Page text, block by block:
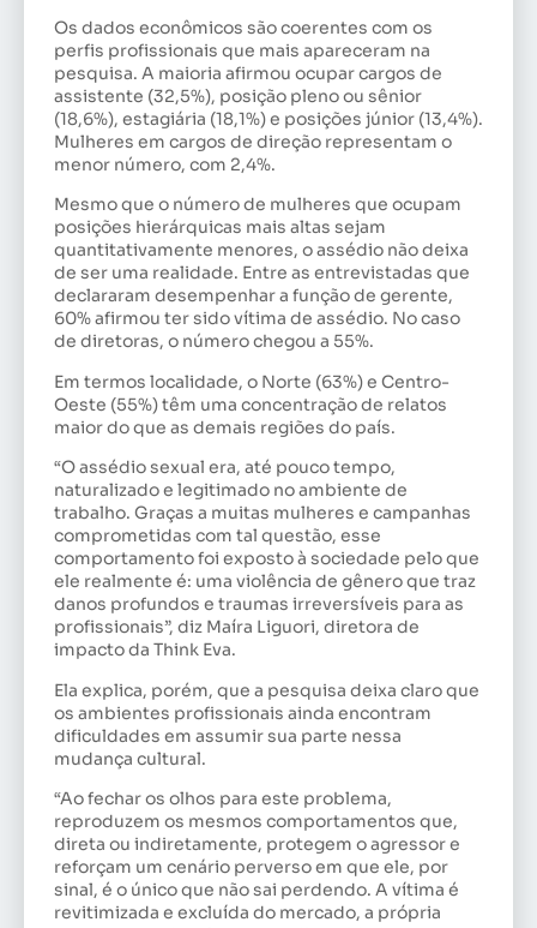
Os dados econômicos são coerentes com os
perfis profissionais que mais apareceram na
pesquisa. A maioria afirmou ocupar cargos de
assistente (32,5%), posição pleno ou sênior
(18,6%), estagiária (18,1%) e posições júnior (13,4%).
Mulheres em cargos de direção representam o
menor número, com 2,4%.
Mesmo que o número de mulheres que ocupam
posições hierárquicas mais altas sejam
quantitativamente menores, o assédio não deixa
de ser uma realidade. Entre as entrevistadas que
declararam desempenhar a função de gerente,
60% afirmou ter sido vítima de assédio. No caso
de diretoras, o número chegou a 55%.
Em termos localidade, o Norte (63%) e Centro-
Oeste (55%) têm uma concentração de relatos
maior do que as demais regiões do país.
“O assédio sexual era, até pouco tempo,
naturalizado e legitimado no ambiente de
trabalho. Graças a muitas mulheres e campanhas
comprometidas com tal questão, esse
comportamento foi exposto à sociedade pelo que
ele realmente é: uma violência de gênero que traz
danos profundos e traumas irreversíveis para as
profissionais”, diz Maíra Liguori, diretora de
impacto da Think Eva.
Ela explica, porém, que a pesquisa deixa claro que
os ambientes profissionais ainda encontram
dificuldades em assumir sua parte nessa
mudança cultural.
“Ao fechar os olhos para este problema,
reproduzem os mesmos comportamentos que,
direta ou indiretamente, protegem o agressor e
reforçam um cenário perverso em que ele, por
sinal, é o único que não sai perdendo. A vítima é
revitimizada e excluída do mercado, a própria